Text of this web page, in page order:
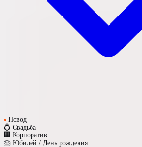
♥ Повод
💍 Свадьба
🏢 Корпоратив
🎂 Юбилей / День рождения